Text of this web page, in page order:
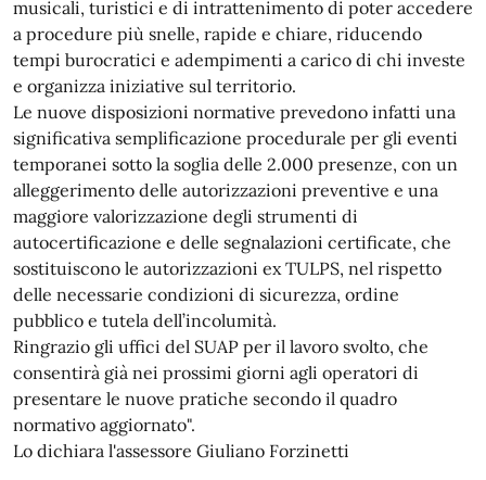
musicali, turistici e di intrattenimento di poter accedere
a procedure più snelle, rapide e chiare, riducendo
tempi burocratici e adempimenti a carico di chi investe
e organizza iniziative sul territorio.
Le nuove disposizioni normative prevedono infatti una
significativa semplificazione procedurale per gli eventi
temporanei sotto la soglia delle 2.000 presenze, con un
alleggerimento delle autorizzazioni preventive e una
maggiore valorizzazione degli strumenti di
autocertificazione e delle segnalazioni certificate, che
sostituiscono le autorizzazioni ex TULPS, nel rispetto
delle necessarie condizioni di sicurezza, ordine
pubblico e tutela dell’incolumità.
Ringrazio gli uffici del SUAP per il lavoro svolto, che
consentirà già nei prossimi giorni agli operatori di
presentare le nuove pratiche secondo il quadro
normativo aggiornato".
Lo dichiara l'assessore Giuliano Forzinetti